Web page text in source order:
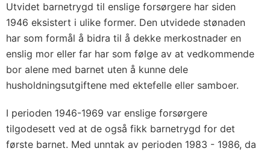
Utvidet barnetrygd til enslige forsørgere har siden
1946 eksistert i ulike former. Den utvidede stønaden
har som formål å bidra til å dekke merkostnader en
enslig mor eller far har som følge av at vedkommende
bor alene med barnet uten å kunne dele
husholdningsutgiftene med ektefelle eller samboer.
I perioden 1946-1969 var enslige forsørgere
tilgodesett ved at de også fikk barnetrygd for det
første barnet. Med unntak av perioden 1983 - 1986, da